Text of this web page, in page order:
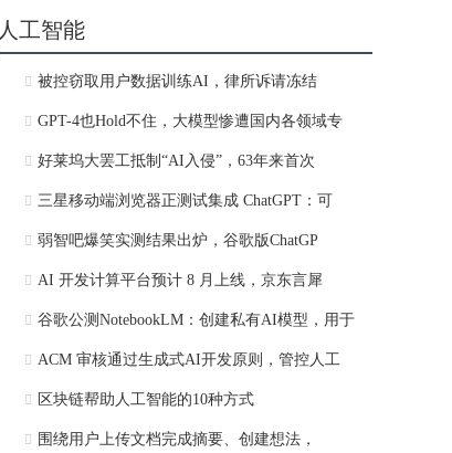
人工智能
被控窃取用户数据训练AI，律所诉请冻结
GPT-4也Hold不住，大模型惨遭国内各领域专
好莱坞大罢工抵制“AI入侵”，63年来首次
三星移动端浏览器正测试集成 ChatGPT：可
弱智吧爆笑实测结果出炉，谷歌版ChatGP
AI 开发计算平台预计 8 月上线，京东言犀
谷歌公测NotebookLM：创建私有AI模型，用于
ACM 审核通过生成式AI开发原则，管控人工
区块链帮助人工智能的10种方式
围绕用户上传文档完成摘要、创建想法，